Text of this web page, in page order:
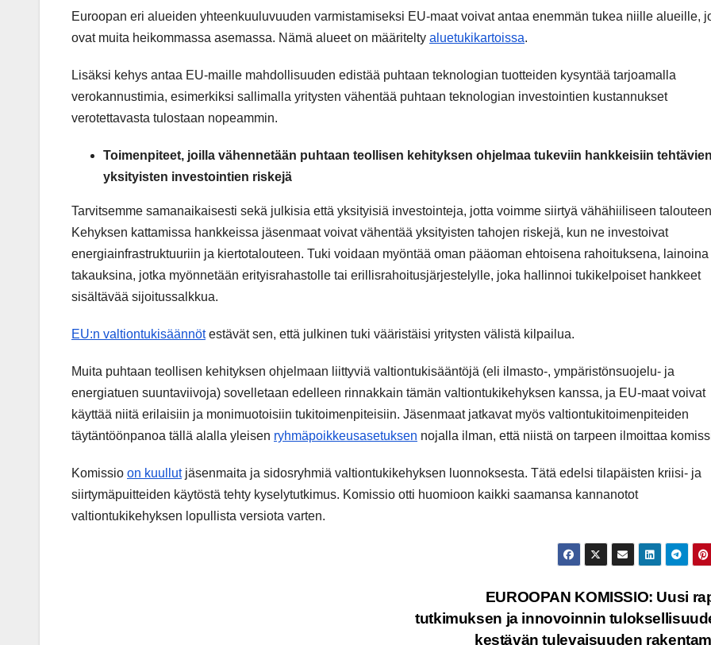
Euroopan eri alueiden yhteenkuuluvuuden varmistamiseksi EU-maat voivat antaa enemmän tukea niille alueille,
ovat muita heikommassa asemassa. Nämä alueet on määritelty aluetukikartoissa.
Lisäksi kehys antaa EU-maille mahdollisuuden edistää puhtaan teknologian tuotteiden kysyntää tarjoamalla
verokannustimia, esimerkiksi sallimalla yritysten vähentää puhtaan teknologian investointien kustannukset
verotettavasta tulostaan nopeammin.
Toimenpiteet, joilla vähennetään puhtaan teollisen kehityksen ohjelmaa tukeviin hankkeisiin tehtävien
yksityisten investointien riskejä
Tarvitsemme samanaikaisesti sekä julkisia että yksityisiä investointeja, jotta voimme siirtyä vähähiiliseen
Kehyksen kattamissa hankkeissa jäsenmaat voivat vähentää yksityisten tahojen riskejä, kun ne investoivat
energiainfrastruktuuriin ja kiertotalouteen. Tuki voidaan myöntää oman pääoman ehtoisena rahoituksena, lainoina
takauksina, jotka myönnetään erityisrahastolle tai erillisrahoitusjärjestelylle, joka hallinnoi tukikelpoiset hankkeet
sisältävää sijoitussalkkua.
EU:n valtiontukisäännötestävät sen, että julkinen tuki vääristäisi yritysten välistä kilpailua.
Muita puhtaan teollisen kehityksen ohjelmaan liittyviä valtiontukisääntöjä (eli ilmasto-, ympäristönsuojelu- ja
energiatuen suuntaviivoja) sovelletaan edelleen rinnakkain tämän valtiontukikehyksen kanssa, ja EU-maat voivat
käyttää niitä erilaisiin ja monimuotoisiin tukitoimenpiteisiin. Jäsenmaat jatkavat myös valtiontukitoimenpiteiden
täytäntöönpanoa tällä alalla yleisen ryhmäpoikkeusasetuksen nojalla ilman, että niistä on tarpeen ilmoittaa
Komissio on kuullutjäsenmaita ja sidosryhmiä valtiontukikehyksen luonnoksesta. Tätä edelsi tilapäisten kriisi- ja
siirtymäpuitteiden käytöstä tehty kyselytutkimus. Komissio otti huomioon kaikki saamansa kannanotot
valtiontukikehyksen lopullista versiota varten.
EUROOPAN KOMISSIO: Uusi
tutkimuksen ja innovoinnin
kestävän tulevaisuuden